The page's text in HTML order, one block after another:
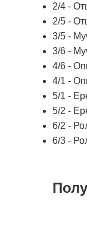
2/4 -
2/5 -
3/5 -
3/6 -
4/6 -
4/1 -
5/1 -
5/2 -
6/2 -
6/3 -